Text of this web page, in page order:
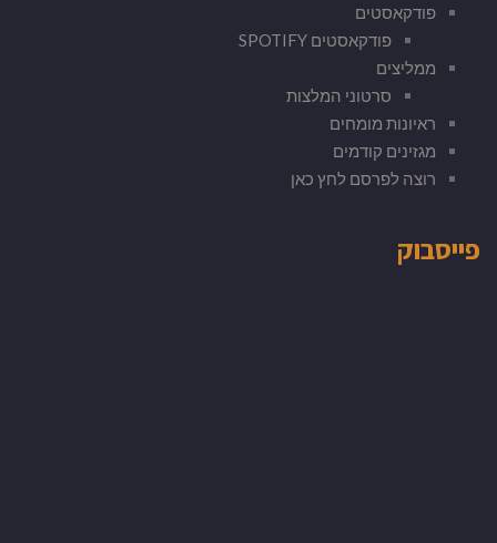
פודקאסטים
פודקאסטים SPOTIFY
ממליצים
סרטוני המלצות
ראיונות מומחים
מגזינים קודמים
רוצה לפרסם לחץ כאן
פייסבוק